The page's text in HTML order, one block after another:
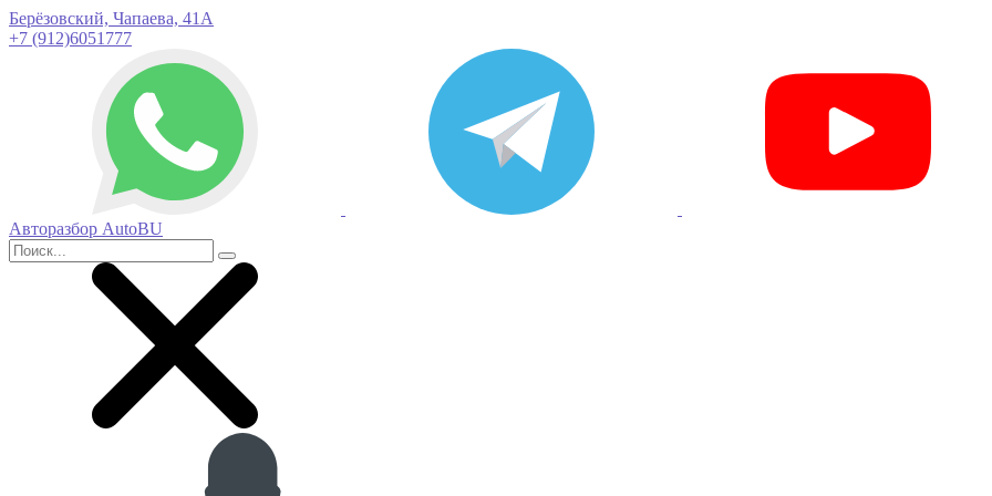
Берёзовский, Чапаева, 41А
+7 (912)6051777
Авторазбор AutoBU